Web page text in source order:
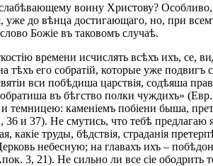
воину Христову? Особливо,
уже до вѣнца достигающаго, но, при
Божіе въ таковомъ случаѣ.
времени исчислять всѣхъ ихъ, се,
тѣхъ его собратій, которые уже
вси побѣдиша царствія, содѣяша
въ бѣгство полки чуждихъ»
темницею: каменіемъ побіени быша,
36 и 37). Не смутись, что тебѣ
какіе труды, бѣдствія, страданія
небесную; на главахъ ихъ –
3, 21). Не сильно ли все сіе ободрить